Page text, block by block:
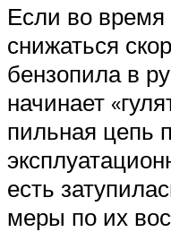
Если во
снижаться
бензопила в
начинает
пильная цепь
есть
меры по их